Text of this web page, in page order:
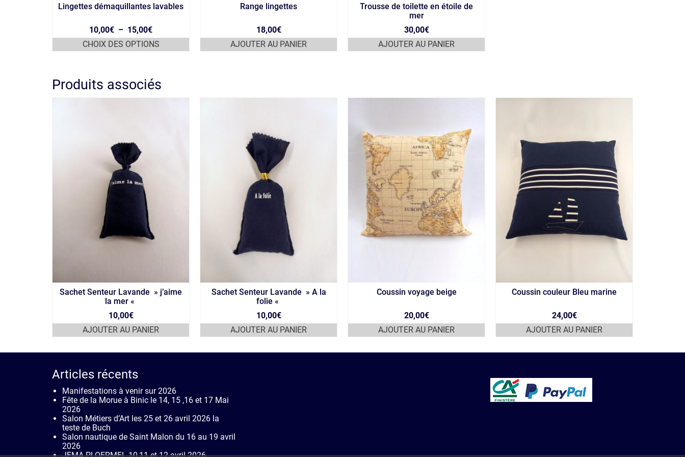
Lingettes démaquillantes lavables
10,00€ – 15,00€Plage
de
prix :
CHOIX DES OPTIONS
plusieurs
variations.
sur
la
page
du
produit
Range lingettes
18,00€
AJOUTER AU PANIER
Trousse de toilette en étoile de
mer
30,00€
AJOUTER AU PANIER
Produits associés
Sachet Senteur Lavande » j’aime
la mer «
10,00€
AJOUTER AU PANIER
Sachet Senteur Lavande » A la
folie «
10,00€
AJOUTER AU PANIER
Coussin voyage beige
20,00€
AJOUTER AU PANIER
Coussin couleur Bleu marine
24,00€
AJOUTER AU PANIER
Articles récents
Manifestations à venir sur 2026
Fête de la Morue à Binic le 14, 15 ,16 et 17 Mai
2026
Salon Métiers d’Art les 25 et 26 avril 2026 la
teste de Buch
Salon nautique de Saint Malon du 16 au 19 avril
2026